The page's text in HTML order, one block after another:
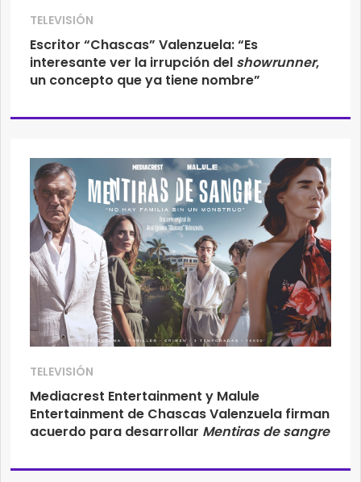
TELEVISIÓN
Escritor “Chascas” Valenzuela: “Es
interesante ver la irrupción del showrunner,
un concepto que ya tiene nombre”
TELEVISIÓN
Mediacrest Entertainment y Malule
Entertainment de Chascas Valenzuela firman
acuerdo para desarrollar Mentiras de sangre